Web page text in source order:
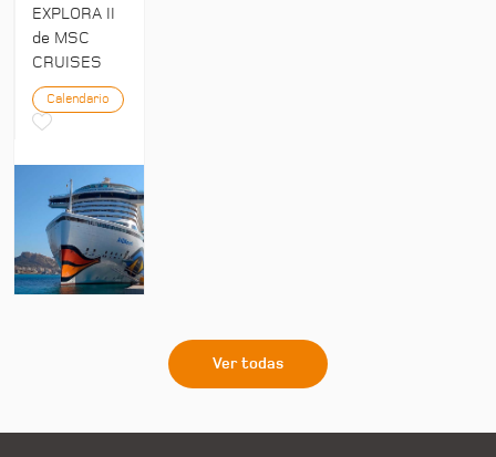
EXPLORA II
de MSC
CRUISES
Calendario
Ver todas